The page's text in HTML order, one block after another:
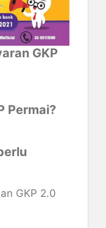
GKP
Permai?
GKP 2.0